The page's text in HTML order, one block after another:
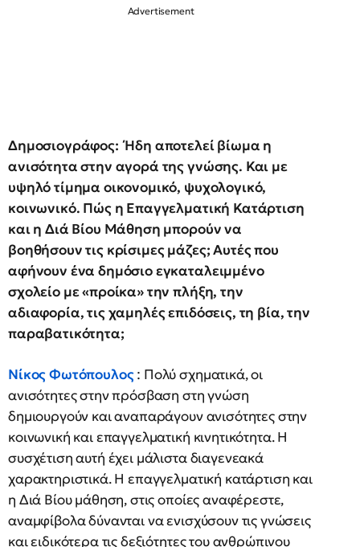
Δημοσιογράφος: Ήδη αποτελεί βίωμα η
ανισότητα στην αγορά της γνώσης. Και με
υψηλό τίμημα οικονομικό, ψυχολογικό,
κοινωνικό. Πώς η Επαγγελματική Κατάρτιση
και η Διά Βίου Μάθηση μπορούν να
βοηθήσουν τις κρίσιμες μάζες; Αυτές που
αφήνουν ένα δημόσιο εγκαταλειμμένο
σχολείο με «προίκα» την πλήξη, την
αδιαφορία, τις χαμηλές επιδόσεις, τη βία, την
παραβατικότητα;
Νίκος Φωτόπουλος: Πολύ σχηματικά, οι
ανισότητες στην πρόσβαση στη γνώση
δημιουργούν και αναπαράγουν ανισότητες στην
κοινωνική και επαγγελματική κινητικότητα. Η
συσχέτιση αυτή έχει μάλιστα διαγενεακά
χαρακτηριστικά. Η επαγγελματική κατάρτιση και
η Διά Βίου μάθηση, στις οποίες αναφέρεστε,
αναμφίβολα δύνανται να ενισχύσουν τις γνώσεις
και ειδικότερα τις δεξιότητες του ανθρώπινου